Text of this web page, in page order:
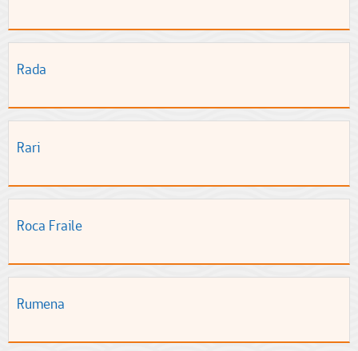
Rada
Rari
Roca Fraile
Rumena